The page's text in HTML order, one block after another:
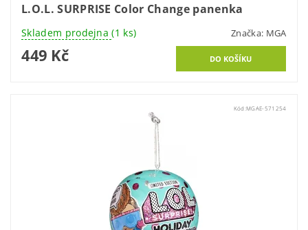
L.O.L. SURPRISE Color Change panenka
Skladem prodejna(1 ks) Značka: MGA
449 Kč
Kód:MGAE-571254